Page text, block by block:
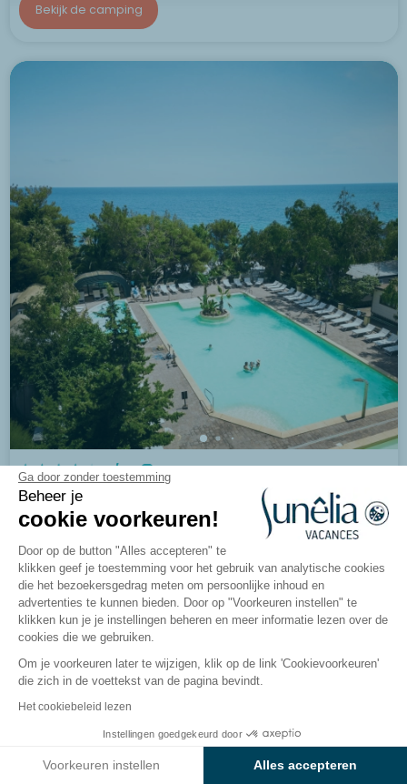
Ga door zonder toestemming
Beheer je
cookie voorkeuren!
Door op de button "Alles accepteren" te
klikken geef je toestemming voor het gebruik van analytische cookies
die het bezoekersgedrag meten om persoonlijke inhoud en
advertenties te kunnen bieden. Door op "Voorkeuren instellen" te
klikken kun je je instellingen beheren en meer informatie lezen over de
cookies die we gebruiken.
Om je voorkeuren later te wijzigen, klik op de link 'Cookievoorkeuren'
die zich in de voettekst van de pagina bevindt.
Het cookiebeleid lezen
Instellingen goedgekeurd door
Voorkeuren instellen Alles accepteren
Bekijk de camping
8.1/10 175 beoordelingen
Camping Villaggio dei Fiori
Ligurië, San Remo
Bekijk de camping
Bekijk de resultaten op de kaart